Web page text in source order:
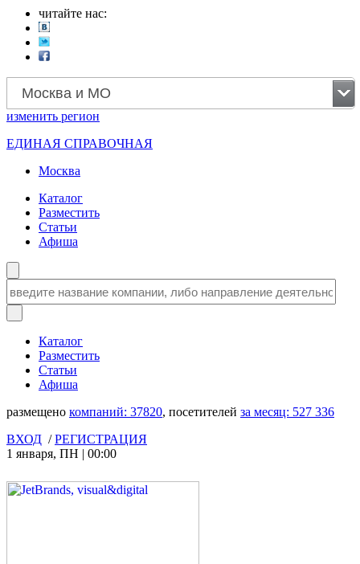
читайте нас:
Москва и МО
изменить регион
ЕДИНАЯ СПРАВОЧНАЯ
Москва
Каталог
Разместить
Статьи
Афиша
Каталог
Разместить
Статьи
Афиша
размещено компаний: 37820, посетителей за месяц: 527 336
ВХОД /РЕГИСТРАЦИЯ
1 января, ПН | 00:00